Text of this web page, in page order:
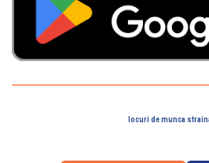
locuri de munca